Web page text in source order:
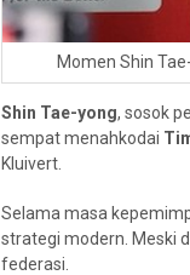
Momen Shin
Shin Tae-yong, sosok
sempat menahkodai
Kluivert.
Selama masa
strategi modern. Meski
federasi.